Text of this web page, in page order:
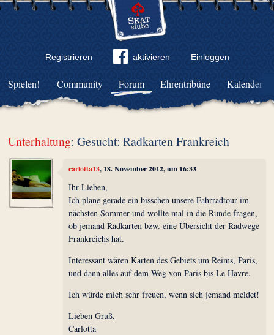
Registrieren aktivieren Einloggen
Community Forum Ehrentribüne Kalender
Spielen!
Unterhaltung: Gesucht: Radkarten Frankreich
carlotta13, 18. November 2012, um 16:33
Ihr Lieben,
Ich plane gerade ein bisschen unsere Fahrradtour im
nächsten Sommer und wollte mal in die Runde fragen,
ob jemand Radkarten bzw. eine Übersicht der Radwege
Frankreichs hat.
Interessant wären Karten des Gebiets um Reims, Paris,
und dann alles auf dem Weg von Paris bis Le Havre.
Ich würde mich sehr freuen, wenn sich jemand meldet!
Lieben Gruß,
Carlotta